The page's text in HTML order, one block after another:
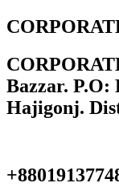
Bazzar. P.O:
Hajigonj.